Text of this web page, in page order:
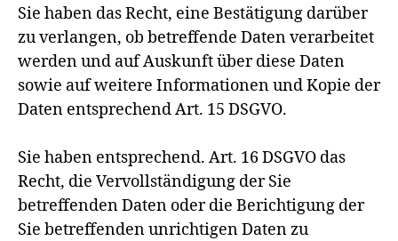
Sie haben das Recht, eine Bestätigung darüber
zu verlangen, ob betreffende Daten verarbeitet
werden und auf Auskunft über diese Daten
sowie auf weitere Informationen und Kopie der
Daten entsprechend Art. 15 DSGVO.
Sie haben entsprechend. Art. 16 DSGVO das
Recht, die Vervollständigung der Sie
betreffenden Daten oder die Berichtigung der
Sie betreffenden unrichtigen Daten zu